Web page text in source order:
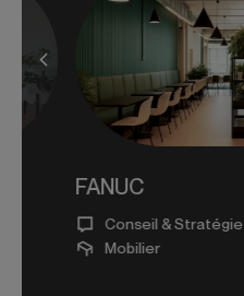
FANUC
Conseil & Stratégie
Mobilier